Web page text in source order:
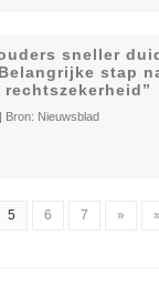
sneller
stap
| Bron: Nieuwsblad
5 6 7 »